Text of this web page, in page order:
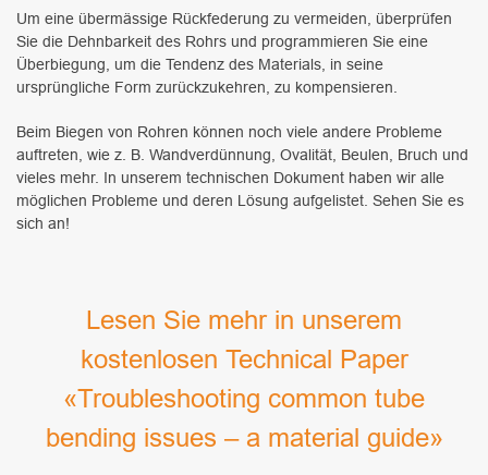
Um eine übermässige Rückfederung zu vermeiden, überprüfen
Sie die Dehnbarkeit des Rohrs und programmieren Sie eine
Überbiegung, um die Tendenz des Materials, in seine
ursprüngliche Form zurückzukehren, zu kompensieren.
Beim Biegen von Rohren können noch viele andere Probleme
auftreten, wie z. B. Wandverdünnung, Ovalität, Beulen, Bruch und
vieles mehr. In unserem technischen Dokument haben wir alle
möglichen Probleme und deren Lösung aufgelistet. Sehen Sie es
sich an!
Lesen Sie mehr in unserem
kostenlosen Technical Paper
«Troubleshooting common tube
bending issues – a material guide»